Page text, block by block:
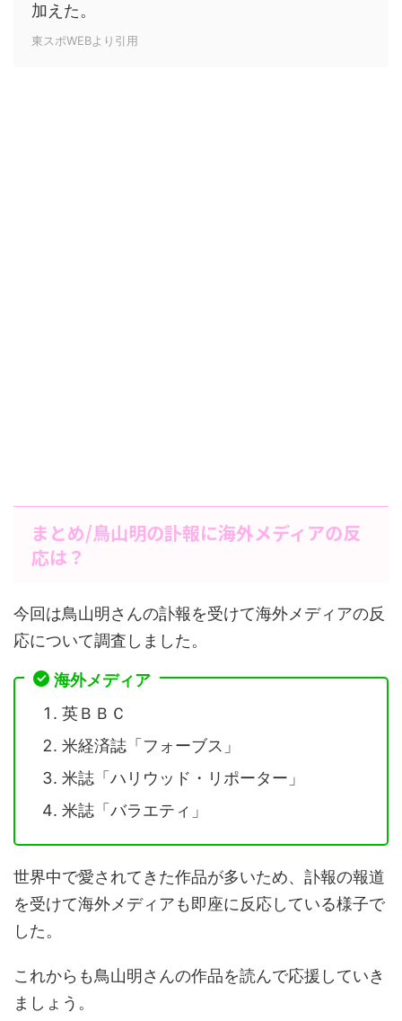
加えた。
東スポWEBより引用
まとめ/鳥山明の訃報に海外メディアの反
応は？
今回は鳥山明さんの訃報を受けて海外メディアの反
応について調査しました。
海外メディア
英ＢＢＣ
米経済誌「フォーブス」
米誌「ハリウッド・リポーター」
米誌「バラエティ」
世界中で愛されてきた作品が多いため、訃報の報道
を受けて海外メディアも即座に反応している様子で
した。
これからも鳥山明さんの作品を読んで応援していき
ましょう。